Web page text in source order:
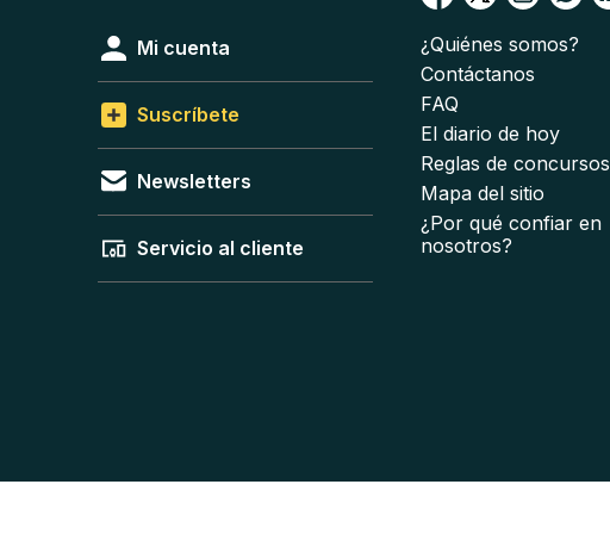
Mi cuenta
Suscríbete
Newsletters
Servicio al cliente
¿Quiénes somos?
Contáctanos
FAQ
El diario de hoy
Reglas de concursos
Mapa del sitio
¿Por qué confiar en
nosotros?